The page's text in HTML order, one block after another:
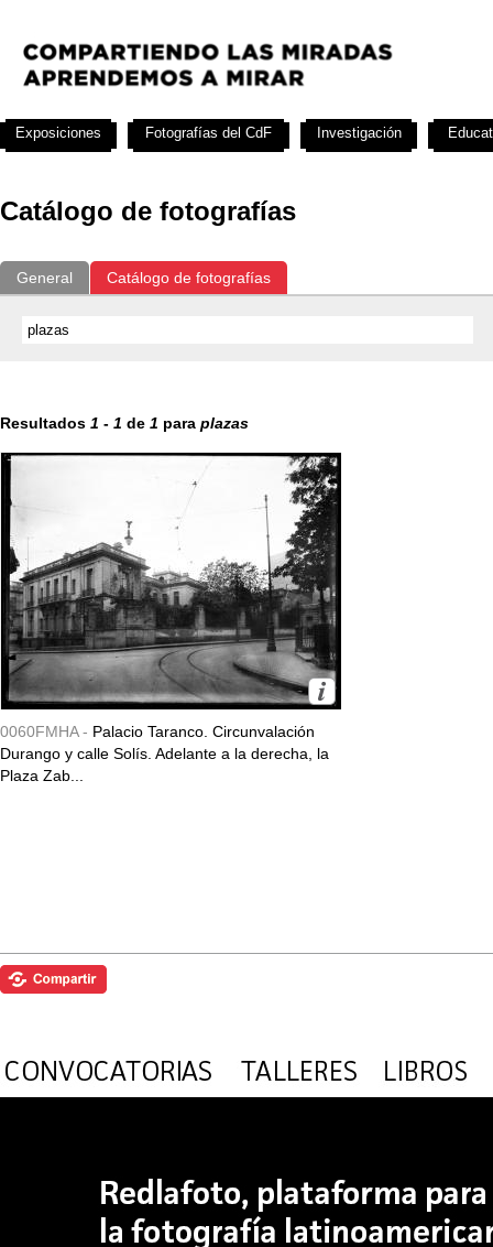
Catálogo de fotografías
General Catálogo de fotografías
Resultados 1 - 1 de 1 para plazas
0060FMHA - Palacio Taranco. Circunvalación
Durango y calle Solís. Adelante a la derecha, la
Plaza Zab...
Exposiciones Fotografías del CdF Investigación